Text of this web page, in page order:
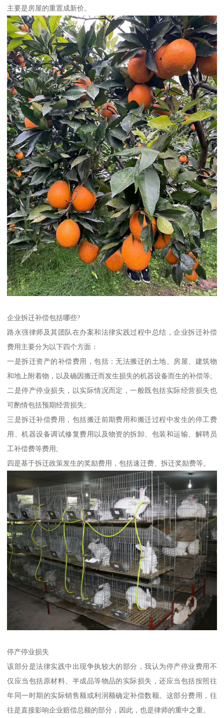
主要是房屋的重置成新价。
企业拆迁补偿包括哪些?
路永强律师及其团队在办案和法律实践过程中总结，企业拆迁补偿
费用主要分为以下四个方面：
一是拆迁资产的补偿费用，包括：无法搬迁的土地、房屋、建筑物
和地上附着物，以及确因搬迁而发生损失的机器设备而生的补偿等;
二是停产停业损失，以实际情况而定，一般既包括实际经营损失也
可酌情包括预期经营损失;
三是拆迁补偿费用，包括搬迁前期费用和搬迁过程中发生的停工费
用、机器设备调试修复费用以及物资的拆卸、包装和运输、解聘员
工补偿费等费用;
四是基于拆迁政策发生的奖励费用，包括速迁费、拆迁奖励费等。
停产停业损失
该部分是法律实践中出现争执较大的部分，我认为停产停业费用不
仅应当包括原材料、半成品等物品的实际损失，还应当包括按照往
年同一时期的实际销售额或利润额确定补偿数额。这部分费用，往
往是直接影响企业赔偿总额的部分，因此，也是律师的重中之重。